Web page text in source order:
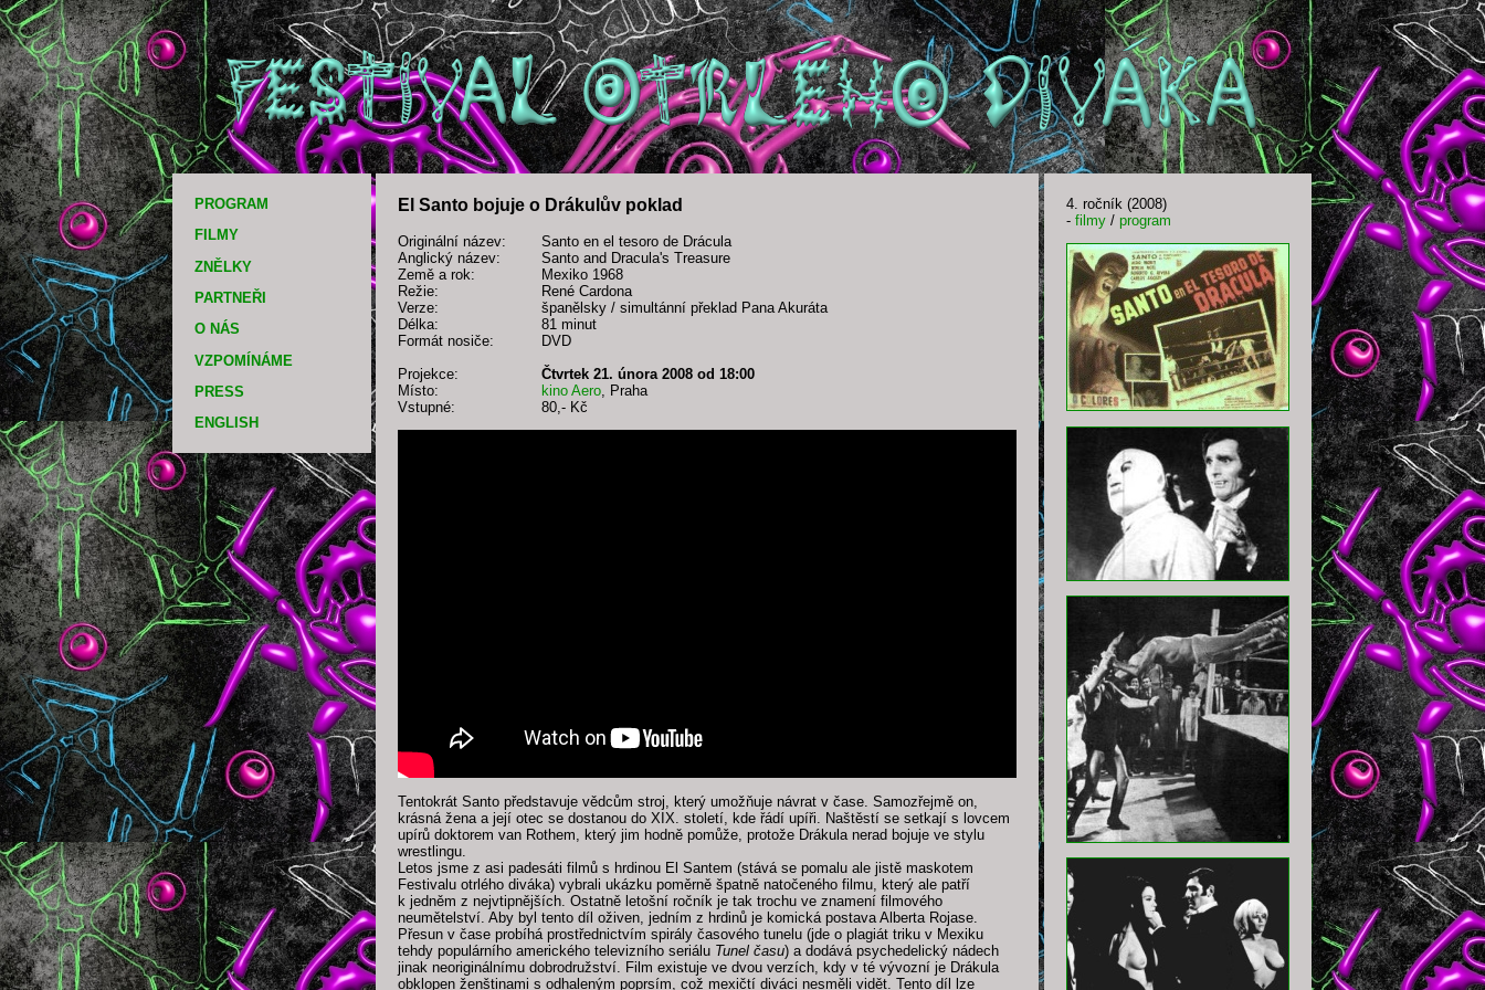
PROGRAM
FILMY
ZNĚLKY
PARTNEŘI
O NÁS
VZPOMÍNÁME
PRESS
ENGLISH
El Santo bojuje o Drákulův poklad
Originální název:
Santo en el tesoro de Drácula
Anglický název:
Santo and Dracula's Treasure
Země a rok:
Mexiko 1968
Režie:
René Cardona
Verze:
španělsky / simultánní překlad Pana Akuráta
Délka:
81 minut
Formát nosiče:
DVD
Projekce:
Čtvrtek 21. února 2008 od 18:00
Místo:
kino Aero, Praha
Vstupné:
80,- Kč
Tentokrát Santo představuje vědcům stroj, který umožňuje návrat v čase. Samozřejmě on,
krásná žena a její otec se dostanou do XIX. století, kde řádí upíři. Naštěstí se setkají s lovcem
upírů doktorem van Rothem, který jim hodně pomůže, protože Drákula nerad bojuje ve stylu
wrestlingu.
Letos jsme z asi padesáti filmů s hrdinou El Santem (stává se pomalu ale jistě maskotem
Festivalu otrlého diváka) vybrali ukázku poměrně špatně natočeného filmu, který ale patří
k jedněm z nejvtipnějších. Ostatně letošní ročník je tak trochu ve znamení filmového
neumětelství. Aby byl tento díl oživen, jedním z hrdinů je komická postava Alberta Rojase.
Přesun v čase probíhá prostřednictvím spirály časového tunelu (jde o plagiát triku v Mexiku
tehdy populárního amerického televizního seriálu Tunel času) a dodává psychedelický nádech
jinak neoriginálnímu dobrodružství. Film existuje ve dvou verzích, kdy v té vývozní je Drákula
obklopen ženštinami s odhaleným poprsím, což mexičtí diváci nesměli vidět. Tento díl lze
4. ročník (2008)
- filmy / program